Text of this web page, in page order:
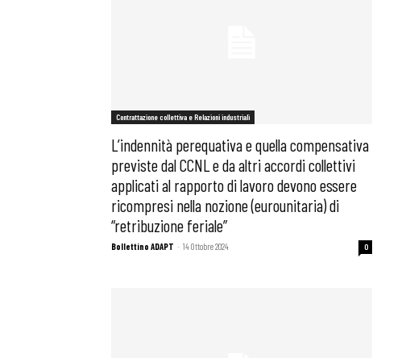
Contrattazione collettiva e Relazioni industriali
L’indennità perequativa e quella compensativa
previste dal CCNL e da altri accordi collettivi
applicati al rapporto di lavoro devono essere
ricompresi nella nozione (eurounitaria) di
“retribuzione feriale”
Bollettino ADAPT - 14 Ottobre 2024 0